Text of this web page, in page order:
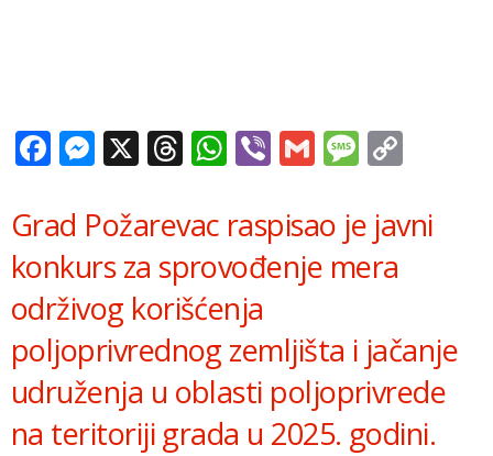
Facebook
Messenger
X Threads
WhatsApp
ViberGmail
Grad Požarevac raspisao je javni
konkurs za sprovođenje mera
održivog korišćenja
poljoprivrednog zemljišta i jačanje
udruženja u oblasti poljoprivrede
na teritoriji grada u 2025. godini.